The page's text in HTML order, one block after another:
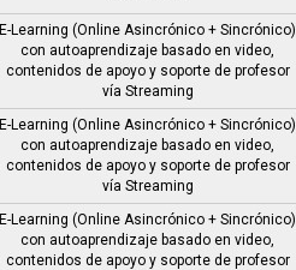
E-Learning (Online Asincrónico + Sincrónico)
con autoaprendizaje basado en video,
contenidos de apoyo y soporte de profesor
vía Streaming
E-Learning (Online Asincrónico + Sincrónico)
con autoaprendizaje basado en video,
contenidos de apoyo y soporte de profesor
vía Streaming
E-Learning (Online Asincrónico + Sincrónico)
con autoaprendizaje basado en video,
contenidos de apoyo y soporte de profesor